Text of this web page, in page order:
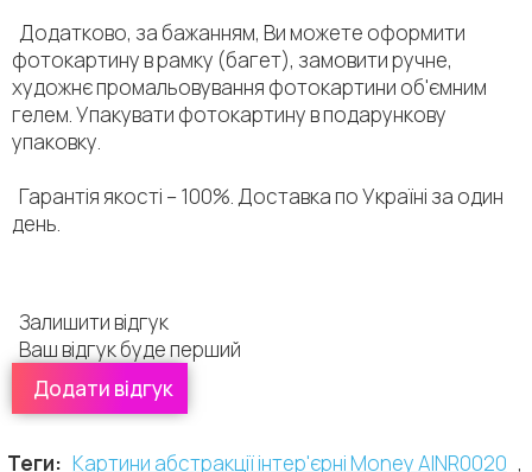
Додатково, за бажанням, Ви можете оформити
фотокартину в рамку (багет), замовити ручне,
художнє промальовування фотокартини об'ємним
гелем. Упакувати фотокартину в подарункову
упаковку.
Гарантія якості – 100%. Доставка по Україні за один
день.
Залишити відгук
Ваш відгук буде перший
Додати відгук
Залишити відгук:
Оцінити цей продукт:
Теги: Картини абстракції інтер'єрні Money AINR0020 ,